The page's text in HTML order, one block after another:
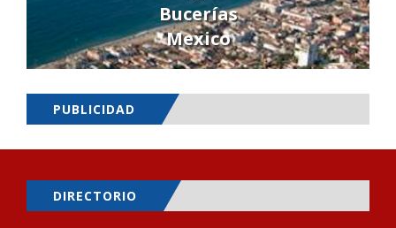
Bucerías
Mexico
PUBLICIDAD
DIRECTORIO